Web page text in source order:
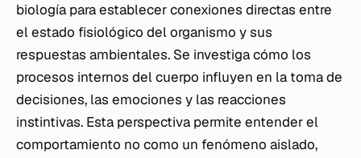
biología para establecer conexiones directas entre
el estado fisiológico del organismo y sus
respuestas ambientales. Se investiga cómo los
procesos internos del cuerpo influyen en la toma de
decisiones, las emociones y las reacciones
instintivas. Esta perspectiva permite entender el
comportamiento no como un fenómeno aislado,